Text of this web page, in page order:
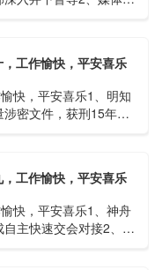
工作愉快，平安喜乐
快，平安喜乐1、明知
密文件，获刑15年
工作愉快，平安喜乐
快，平安喜乐1、神舟
主快速交会对接2、山